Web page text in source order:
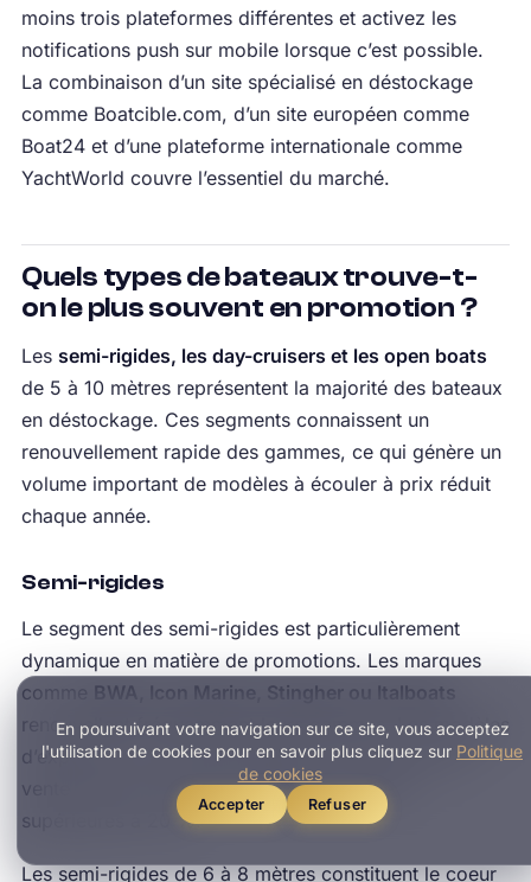
En poursuivant votre navigation sur ce site, vous acceptez
l'utilisation de cookies pour en savoir plus cliquez sur Politique
de cookies
Accepter Refuser
moins trois plateformes différentes et activez les
notifications push sur mobile lorsque c’est possible.
La combinaison d’un site spécialisé en déstockage
comme Boatcible.com, d’un site européen comme
Boat24 et d’une plateforme internationale comme
YachtWorld couvre l’essentiel du marché.
Quels types de bateaux trouve-t-
on le plus souvent en promotion ?
Les semi-rigides, les day-cruisers et les open boats
de 5 à 10 mètres représentent la majorité des bateaux
en déstockage. Ces segments connaissent un
renouvellement rapide des gammes, ce qui génère un
volume important de modèles à écouler à prix réduit
chaque année.
Semi-rigides
Le segment des semi-rigides est particulièrement
dynamique en matière de promotions. Les marques
comme
BWA, Icon Marine, Stingher ou Italboats
renouvellent fréquemment leurs gammes. Les modèles
d’exposition ou de démonstration se retrouvent en
vente avec des remises attrayantes, parfois
supérieures à 20 %.
Les semi-rigides de 6 à 8 mètres constituent le coeur